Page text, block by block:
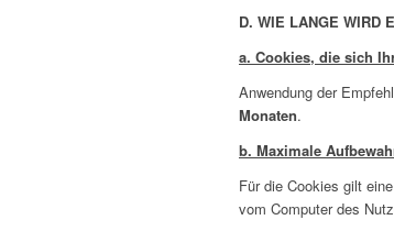
D. WIE LANGE WIRD
a. Cookies, die sich
Anwendung der
Monaten.
b. Maximale
Für die Cookies gilt
vom Computer des